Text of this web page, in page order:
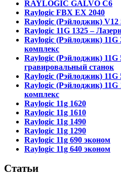
RAYLOGIC GALVO С6
Raylogic FBX EX 2040
Raylogic (Рэйлоджик) V12
Raylogic 11G 1325 –
Raylogic (Рэйлоджик)
комплекс
Raylogic (Рэйлоджик) 11G
гравировальный станок
Raylogic (Рэйлоджик) 11G
Raylogic (Рэйлоджик)
комплекс
Raylogic 11g 1620
Raylogic 11g 1610
Raylogic 11g 1490
Raylogic 11g 1290
Raylogic 11g 690 эконом
Raylogic 11g 640 эконом
Статьи